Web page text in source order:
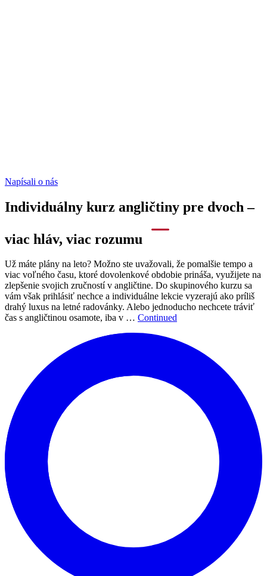
Napísali o nás
Individuálny kurz angličtiny pre dvoch –
viac hláv, viac rozumu
Už máte plány na leto? Možno ste uvažovali, že pomalšie tempo a
viac voľného času, ktoré dovolenkové obdobie prináša, využijete na
zlepšenie svojich zručností v angličtine. Do skupinového kurzu sa
vám však prihlásiť nechce a individuálne lekcie vyzerajú ako príliš
drahý luxus na letné radovánky. Alebo jednoducho nechcete tráviť
čas s angličtinou osamote, iba v … Continued